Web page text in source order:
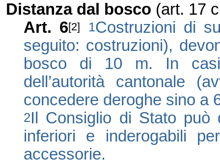
Distanza dal bosco (art. 17
Art. 6[2] 1Costruzioni di
seguito: costruzioni),
bosco di 10 m. In
dell’autorità cantonale
concedere deroghe sino a
2Il Consiglio di Stato può
inferiori e inderogabili
accessorie.